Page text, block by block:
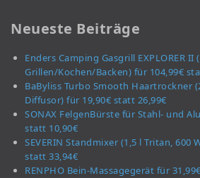
Neueste Beiträge
Enders Camping Gasgrill EXPLORER II
Grillen/Kochen/Backen) für 104,99€
BaByliss Turbo Smooth Haartrockner
Diffusor) für 19,90€ statt 26,99€
SONAX FelgenBürste für Stahl- und
statt 10,90€
SEVERIN Standmixer (1,5 l Tritan, 600
statt 33,94€
RENPHO Bein-Massagegerät für 31,99€